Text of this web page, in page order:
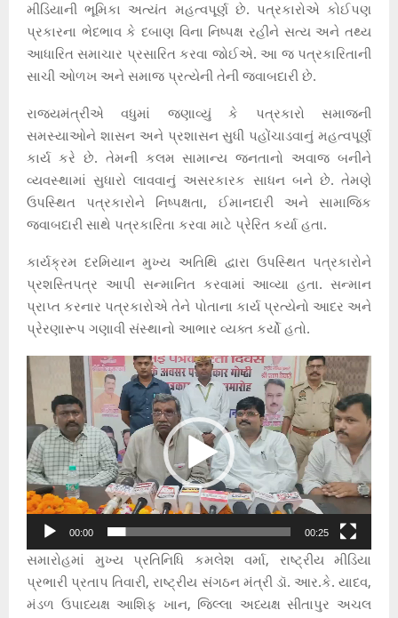
મીડિયાની ભૂમિકા અત્યંત મહત્વપૂર્ણ છે. પત્રકારોએ કોઈપણ
પ્રકારના ભેદભાવ કે દબાણ વિના નિષ્પક્ષ રહીને સત્ય અને તથ્ય
આધારિત સમાચાર પ્રસારિત કરવા જોઈએ. આ જ પત્રકારિતાની
સાચી ઓળખ અને સમાજ પ્રત્યેની તેની જવાબદારી છે.
રાજ્યમંત્રીએ વધુમાં જણાવ્યું કે પત્રકારો સમાજની
સમસ્યાઓને શાસન અને પ્રશાસન સુધી પહોંચાડવાનું મહત્વપૂર્ણ
કાર્ય કરે છે. તેમની કલમ સામાન્ય જનતાનો અવાજ બનીને
વ્યવસ્થામાં સુધારો લાવવાનું અસરકારક સાધન બને છે. તેમણે
ઉપસ્થિત પત્રકારોને નિષ્પક્ષતા, ઈમાનદારી અને સામાજિક
જવાબદારી સાથે પત્રકારિતા કરવા માટે પ્રેરિત કર્યા હતા.
કાર્યક્રમ દરમિયાન મુખ્ય અતિથિ દ્વારા ઉપસ્થિત પત્રકારોને
પ્રશસ્તિપત્ર આપી સન્માનિત કરવામાં આવ્યા હતા. સન્માન
પ્રાપ્ત કરનાર પત્રકારોએ તેને પોતાના કાર્ય પ્રત્યેનો આદર અને
પ્રેરણારૂપ ગણાવી સંસ્થાનો આભાર વ્યક્ત કર્યો હતો.
V
o
P
l
e
r
00:00 00:25
સમારોહમાં મુખ્ય પ્રતિનિધિ કમલેશ વર્મા, રાષ્ટ્રીય મીડિયા
પ્રભારી પ્રતાપ તિવારી, રાષ્ટ્રીય સંગઠન મંત્રી ડૉ. આર.કે. યાદવ,
મંડળ ઉપાધ્યક્ષ આશિફ ખાન, જિલ્લા અધ્યક્ષ સીતાપુર અચલ